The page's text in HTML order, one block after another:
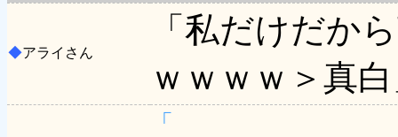
◆アライさん
「私だけだか
ｗｗｗｗ＞真
「